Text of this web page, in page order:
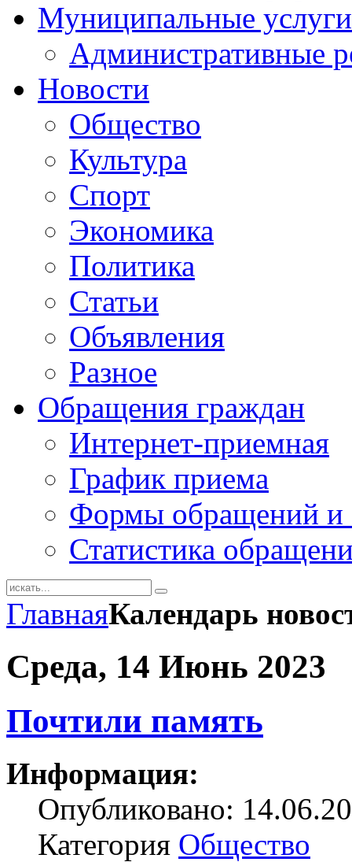
Муниципальные услуги
Административные
Новости
Общество
Культура
Спорт
Экономика
Политика
Статьи
Объявления
Разное
Обращения граждан
Интернет-приемная
График приема
Формы обращений и
Статистика
ГлавнаяКалендарь
Среда, 14 Июнь 2023
Почтили память
Информация:
Опубликовано:
Категория Общество